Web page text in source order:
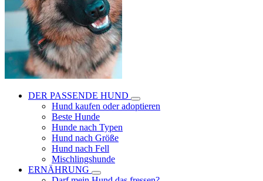
DER PASSENDE HUND
Hund kaufen oder adoptieren
Beste Hunde
Hunde nach Typen
Hund nach Größe
Hund nach Fell
Mischlingshunde
ERNÄHRUNG